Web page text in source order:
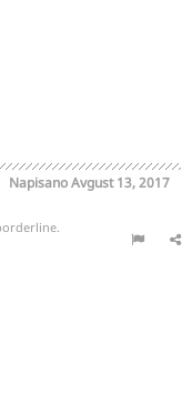
NapisanoAvgust 13, 2017